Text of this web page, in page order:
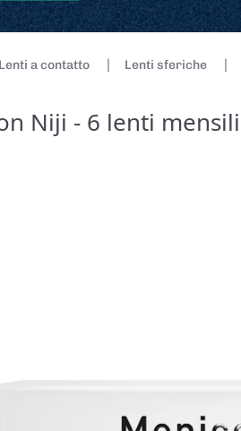
Lenti a contatto Lenti sferiche
Niji - 6 lenti mensili